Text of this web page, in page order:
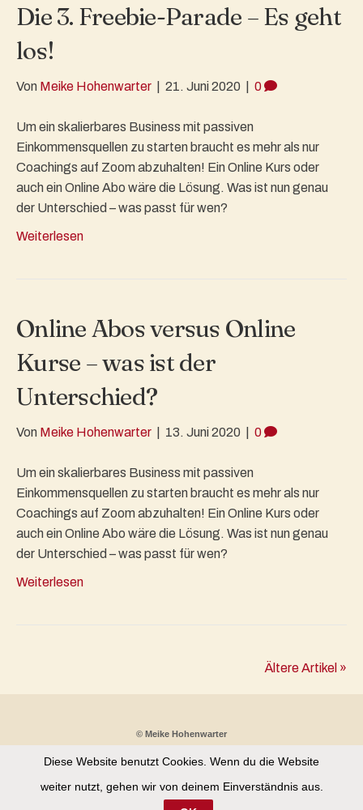
Die 3. Freebie-Parade – Es geht
los!
Von Meike Hohenwarter 21. Juni 2020 0
Um ein skalierbares Business mit passiven
Einkommensquellen zu starten braucht es mehr als nur
Coachings auf Zoom abzuhalten! Ein Online Kurs oder
auch ein Online Abo wäre die Lösung. Was ist nun genau
der Unterschied – was passt für wen?
Weiterlesen
Online Abos versus Online
Kurse – was ist der
Unterschied?
Von Meike Hohenwarter 13. Juni 2020 0
Um ein skalierbares Business mit passiven
Einkommensquellen zu starten braucht es mehr als nur
Coachings auf Zoom abzuhalten! Ein Online Kurs oder
auch ein Online Abo wäre die Lösung. Was ist nun genau
der Unterschied – was passt für wen?
Weiterlesen
Ältere Artikel »
© Meike Hohenwarter
Partnerprogramm Kontakt Datenschutz
Impressum
Diese Website benutzt Cookies. Wenn du die Website
weiter nutzt, gehen wir von deinem Einverständnis aus.